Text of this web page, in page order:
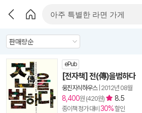
ePub
[전자책] 전(傳)을범하다
웅진지식하우스| 2012년 08월
8,400원 (420원) 8.5
종이책 정가 대비 30%할인